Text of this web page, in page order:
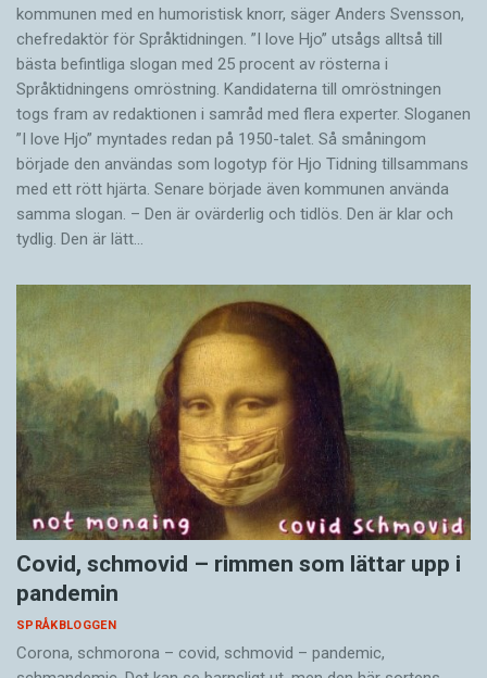
kommunen med en humoristisk knorr, säger Anders Svensson,
chefredaktör för Språktidningen. ”I love Hjo” utsågs alltså till
bästa befintliga slogan med 25 procent av rösterna i
Språktidningens omröstning. Kandidaterna till omröstningen
togs fram av redaktionen i samråd med flera experter. Sloganen
”I love Hjo” myntades redan på 1950-talet. Så småningom
började den användas som logotyp för Hjo Tidning tillsammans
med ett rött hjärta. Senare började även kommunen använda
samma slogan. – Den är ovärderlig och tidlös. Den är klar och
tydlig. Den är lätt…
Covid, schmovid – rimmen som lättar upp i
pandemin
SPRÅKBLOGGEN
Corona, schmorona – covid, schmovid – pandemic,